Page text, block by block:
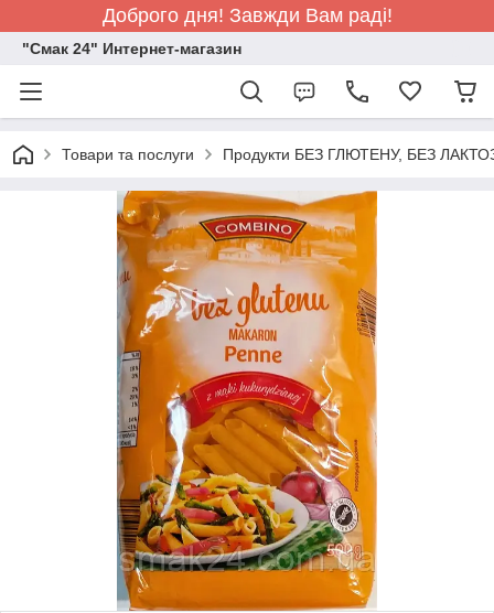
Доброго дня! Завжди Вам раді!
"Смак 24" Интернет-магазин
Товари та послуги Продукти БЕЗ ГЛЮТЕНУ, БЕЗ